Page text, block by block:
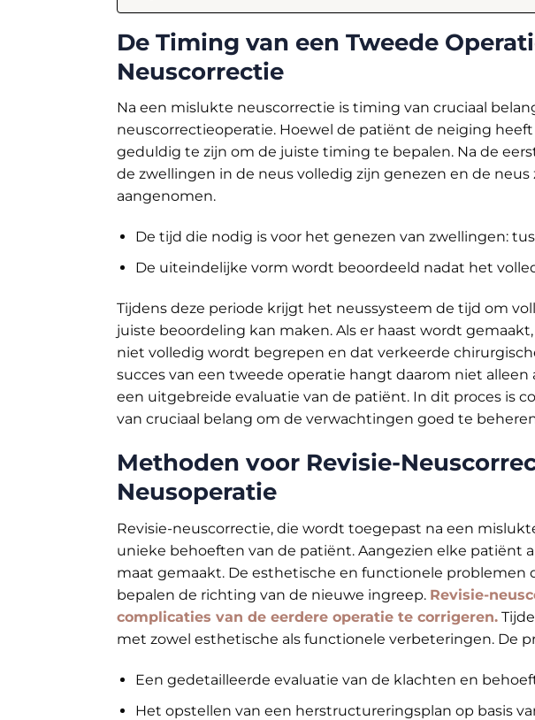
De Timing van een Tweede
Neuscorrectie
Na een mislukte neuscorrectie is timing van cruciaal
neuscorrectieoperatie. Hoewel de patiënt de neiging
geduldig te zijn om de juiste timing te bepalen. Na de
de zwellingen in de neus volledig zijn genezen en de
aangenomen.
De tijd die nodig is voor het genezen van zwellingen:
De uiteindelijke vorm wordt beoordeeld nadat het
Tijdens deze periode krijgt het neussysteem de tijd om
juiste beoordeling kan maken. Als er haast wordt
niet volledig wordt begrepen en dat verkeerde
succes van een tweede operatie hangt daarom niet
een uitgebreide evaluatie van de patiënt. In dit proces is
van cruciaal belang om de verwachtingen goed te
Methoden voor Revisie-
Neusoperatie
Revisie-neuscorrectie, die wordt toegepast na een
unieke behoeften van de patiënt. Aangezien elke patiënt
maat gemaakt. De esthetische en functionele problemen
bepalen de richting van de nieuwe ingreep. Revisie-
complicaties van de eerdere operatie te corrigeren.
met zowel esthetische als functionele verbeteringen. De
Een gedetailleerde evaluatie van de klachten en
Het opstellen van een herstructureringsplan op basis